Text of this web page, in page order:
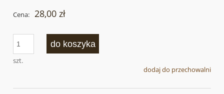
Cena: 28,00 zł
szt.
do koszyka
dodaj do przechowalni